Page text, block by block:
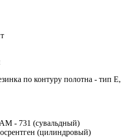
по контуру полотна - тип Е,
- 731 (сувальдный)
(цилиндровый)